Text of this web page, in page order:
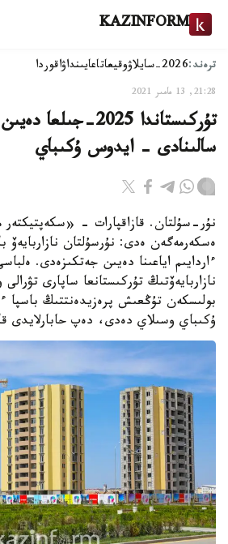
KAZINFORM
ترەند:2026-سايلاۋ وقيعاتاعايىنداۋاقوردا
21:28, 13 مامىر 2021
سالىنادى - ايدوس ۇكىباي
نۇر-سۇلتان. قازاقپارات - «سكەپتيكتەر
ەسكەرمەگەن ەدى: نۇرسۇلتان نازاربايەۆ
ءاردايىم اياعىنا دەيىن جەتكىزەدى.
نازاربايەۆتىڭ تۇركىستانعا ساپارى
بولىسكەن تۇڭعىش پرەزيدەنتتىڭ
ۇكىباي وسىلاي دەدى، دەپ حابارلايدى